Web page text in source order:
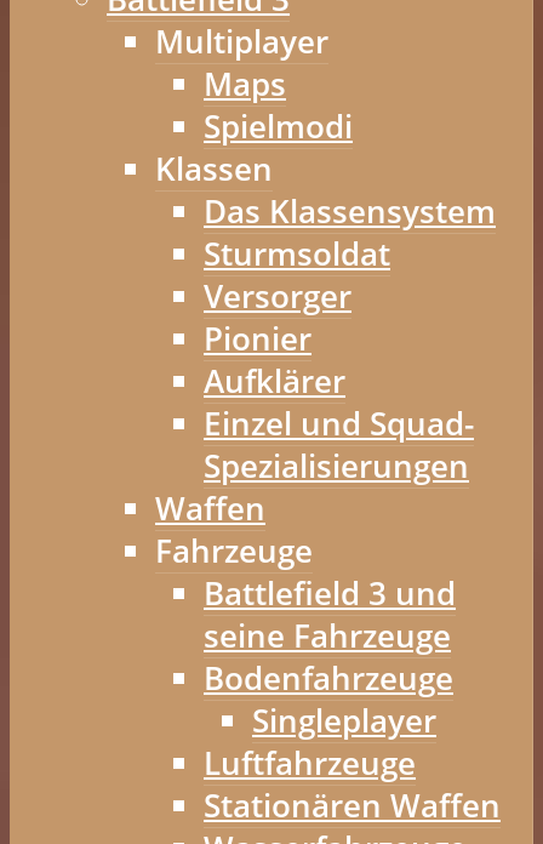
Multiplayer
Maps
Spielmodi
Klassen
Das Klassensystem
Sturmsoldat
Versorger
Pionier
Aufklärer
Einzel und Squad-
Spezialisierungen
Waffen
Fahrzeuge
Battlefield 3 und
seine Fahrzeuge
Bodenfahrzeuge
Singleplayer
Luftfahrzeuge
Stationären Waffen